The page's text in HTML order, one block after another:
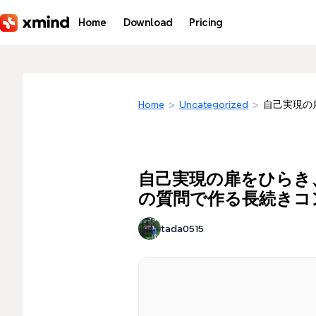
Home Download Pricing
Home > Uncategorized > 自己実現の
自己実現の扉をひら
の質問で作る長続きコ
tada0515